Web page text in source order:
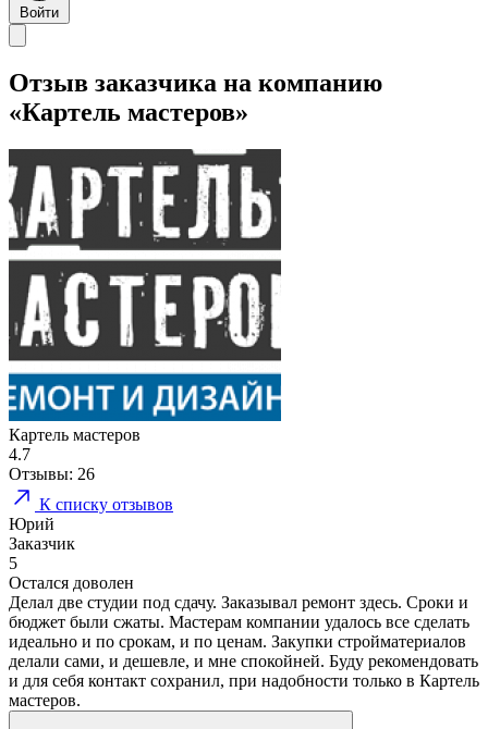
Войти
Отзыв заказчика на компанию
«Картель мастеров»
Картель мастеров
4.7
Отзывы: 26
К списку отзывов
Юрий
Заказчик
5
Остался доволен
Делал две студии под сдачу. Заказывал ремонт здесь. Сроки и
бюджет были сжаты. Мастерам компании удалось все сделать
идеально и по срокам, и по ценам. Закупки стройматериалов
делали сами, и дешевле, и мне спокойней. Буду рекомендовать
и для себя контакт сохранил, при надобности только в Картель
мастеров.